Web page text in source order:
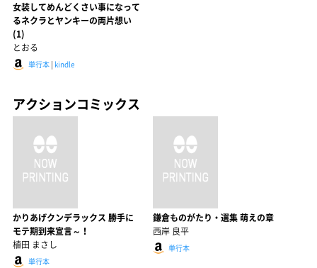
女装してめんどくさい事になって
るネクラとヤンキーの両片想い
(1)
とおる
単行本 | kindle
アクションコミックス
かりあげクンデラックス 勝手に
モテ期到来宣言～！
植田 まさし
単行本
鎌倉ものがたり・選集 萌えの章
西岸 良平
単行本